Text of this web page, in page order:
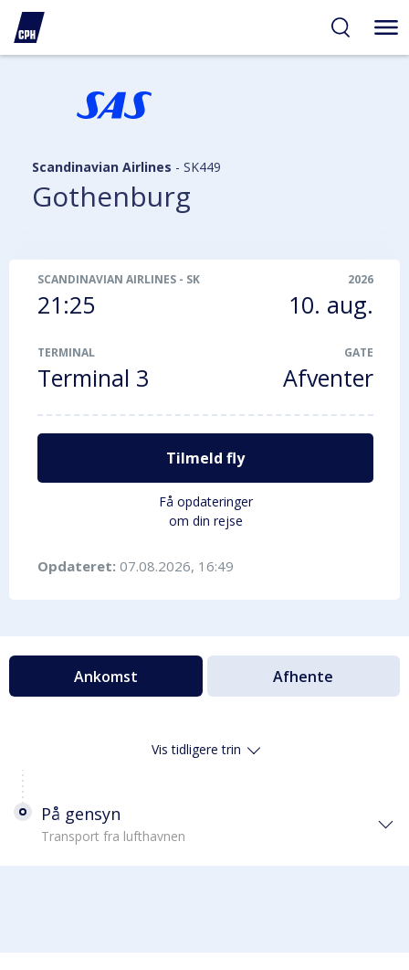
Scandinavian Airlines - SK449
Gothenburg
SCANDINAVIAN AIRLINES - SK449
21:25
2026
10. aug.
TERMINAL
Terminal 3
GATE
Afventer
Tilmeld fly
Få opdateringer
om din rejse
Opdateret: 07.08.2026, 16:49
Ankomst Afhente
Vis tidligere trin
På gensyn
Transport fra lufthavnen